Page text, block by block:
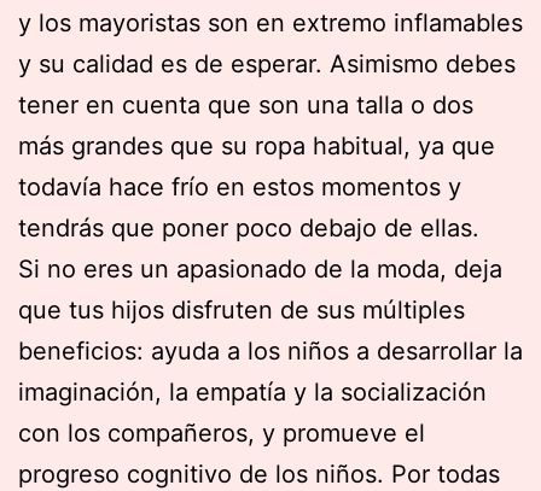
y los mayoristas son en extremo inflamables
y su calidad es de esperar. Asimismo debes
tener en cuenta que son una talla o dos
más grandes que su ropa habitual, ya que
todavía hace frío en estos momentos y
tendrás que poner poco debajo de ellas.
Si no eres un apasionado de la moda, deja
que tus hijos disfruten de sus múltiples
beneficios: ayuda a los niños a desarrollar la
imaginación, la empatía y la socialización
con los compañeros, y promueve el
progreso cognitivo de los niños. Por todas